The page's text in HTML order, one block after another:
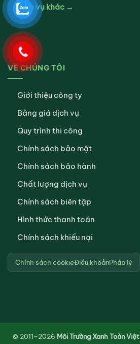
Dịch vụ khác →
VỀ CHÚNG TÔI
Giới thiệu công ty
Bảng giá dịch vụ
Quy trình thi công
Chính sách bảo mật
Chính sách bảo hành
Chất lượng dịch vụ
Chính sách biên tập
Hình thức thanh toán
Chính sách khiếu nại
Chính sách cookieĐiều khoảnPháp lý
© 2011–2026 Môi Trường Xanh Toàn Việt